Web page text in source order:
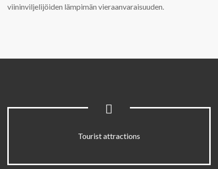
viininviljelijöiden lämpimän vieraanvaraisuuden.
Tourist attractions